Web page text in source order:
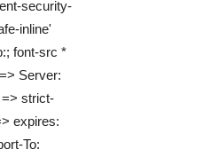
security-
inline'
font-src *
Server:
=> strict-
expires:
To: